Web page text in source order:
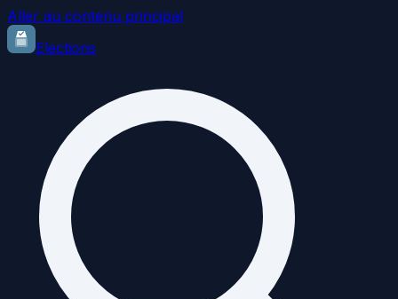
Aller au contenu principal
Elections